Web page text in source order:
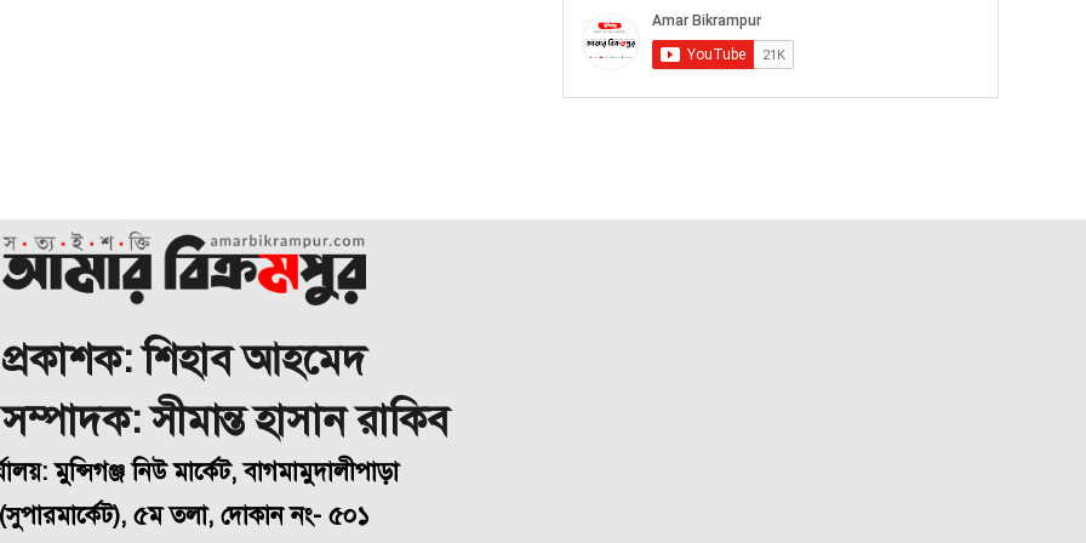
প্রকাশক: শিহাব আহমেদ
সম্পাদক: সীমান্ত হাসান রাকিব
মুন্সিগঞ্জ নিউ মার্কেট, বাগমামুদালীপাড়া
(সুপারমার্কেট), ৫ম তলা, দোকান নং- ৫০১